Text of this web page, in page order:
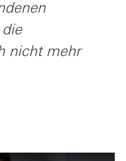
nicht mehr